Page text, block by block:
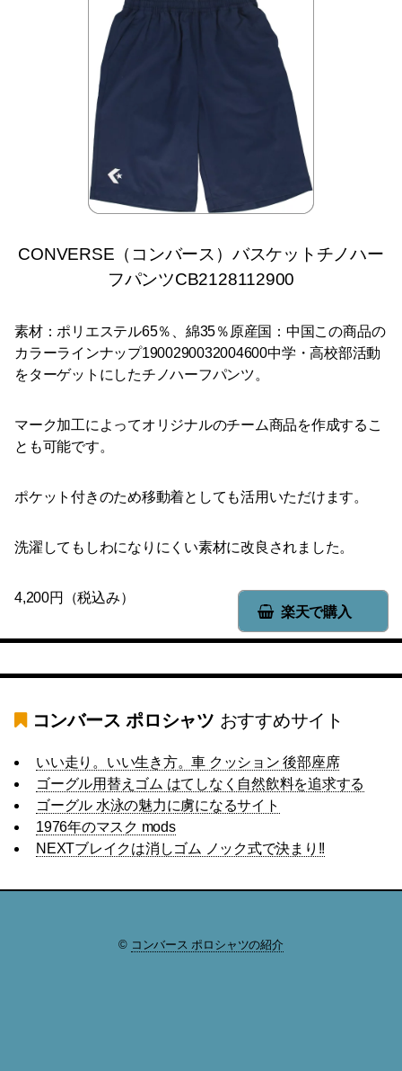
CONVERSE（コンバース）バスケットチノハー
フパンツCB2128112900
素材：ポリエステル65％、綿35％原産国：中国この商品の
カラーラインナップ1900290032004600中学・高校部活動
をターゲットにしたチノハーフパンツ。
マーク加工によってオリジナルのチーム商品を作成するこ
とも可能です。
ポケット付きのため移動着としても活用いただけます。
洗濯してもしわになりにくい素材に改良されました。
楽天で購入
4,200円（税込み）
コンバース ポロシャツ おすすめサイト
いい走り。いい生き方。車 クッション 後部座席
ゴーグル用替えゴム はてしなく自然飲料を追求する
ゴーグル 水泳の魅力に虜になるサイト
1976年のマスク mods
NEXTブレイクは消しゴム ノック式で決まり!!
© コンバース ポロシャツの紹介